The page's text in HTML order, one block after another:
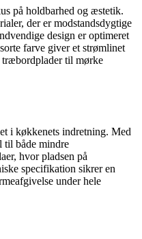
på holdbarhed og æstetik.
der er modstandsdygtige
design er optimeret
farve giver et strømlinet
træbordplader til mørke
i køkkenets indretning. Med
til både mindre
hvor pladsen på
specifikation sikrer en
under hele